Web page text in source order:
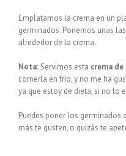
Emplatamos la crema en un
germinados. Ponemos unas
alrededor de la crema.
Nota: Servimos esta crema
comerla en frío, y no me ha
ya que estoy de dieta, si no lo
Puedes poner los germinados
más te gusten, o quizás te